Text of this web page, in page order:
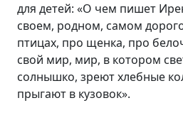
для детей: «О чем пишет
своем, родном, самом
птицах, про щенка, про
свой мир, мир, в котором
солнышко, зреют хлебные
прыгают в кузовок».